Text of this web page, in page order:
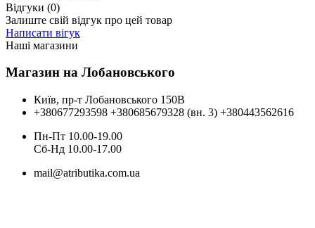
Відгуки (0)
Залиште свій відгук про цей товар
Написати вігук
Наші магазини
Магазин на Лобановського
Київ, пр-т Лобановського 150В
+380677293598 +380685679328 (вн. 3) +380443562616
Пн-Пт 10.00-19.00
Cб-Нд 10.00-17.00
mail@atributika.com.ua